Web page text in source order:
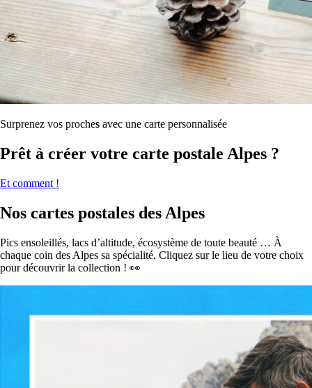
Surprenez vos proches avec une carte personnalisée
Prêt à créer votre carte postale Alpes ?
Et comment !
Nos cartes postales des Alpes
Pics ensoleillés, lacs d’altitude, écosystème de toute beauté … À
chaque coin des Alpes sa spécialité. Cliquez sur le lieu de votre choix
pour découvrir la collection ! 👀